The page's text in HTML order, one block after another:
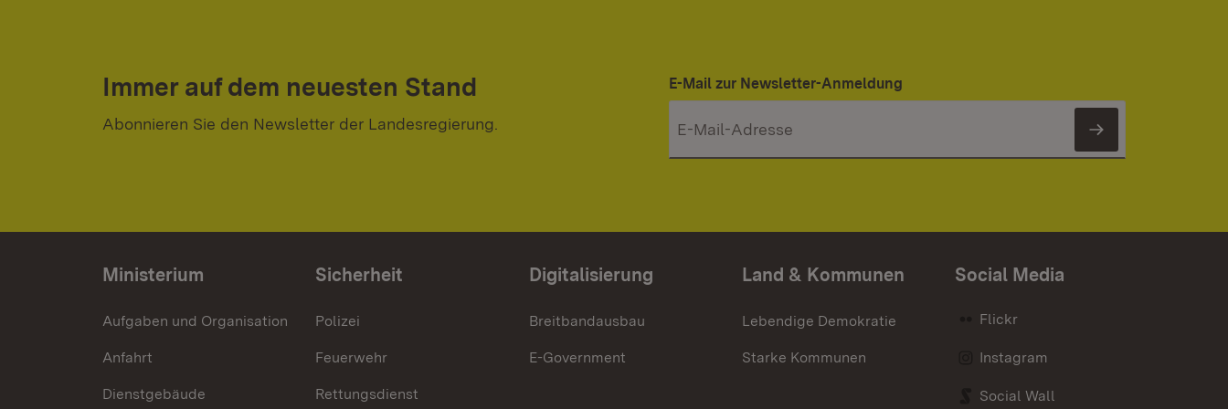
Immer auf dem neuesten Stand
Abonnieren Sie den Newsletter der Landesregierung.
E-Mail zur Newsletter-Anmeldung
Newsletter
Ministerium
Aufgaben und Organisation
Anfahrt
Dienstgebäude
Sicherheit
Polizei
Feuerwehr
Rettungsdienst
Digitalisierung
Breitbandausbau
E-Government
Land & Kommunen
Lebendige Demokratie
Starke Kommunen
Social Media
Flickr
Instagram
Social Wall